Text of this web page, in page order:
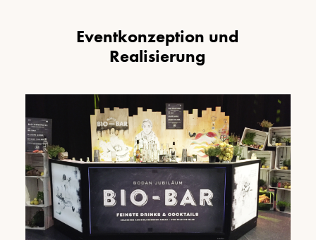
Eventkonzeption und
Realisierung